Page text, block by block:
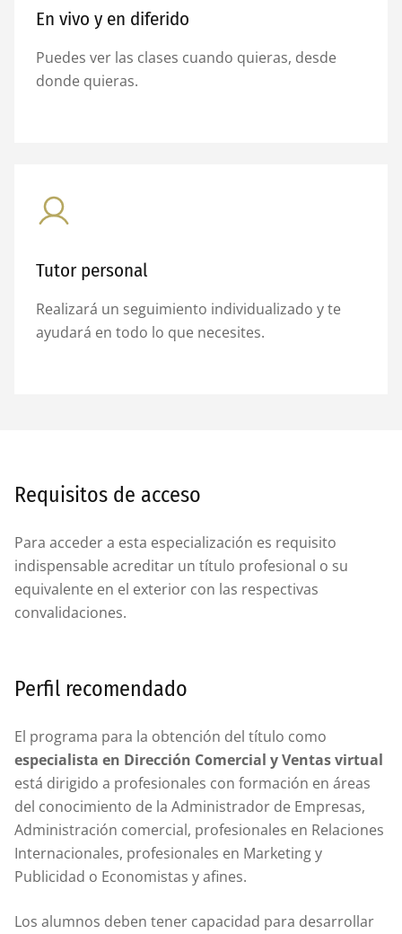
En vivo y en diferido
Puedes ver las clases cuando quieras, desde
donde quieras.
Tutor personal
Realizará un seguimiento individualizado y te
ayudará en todo lo que necesites.
Requisitos de acceso
Para acceder a esta especialización es requisito
indispensable acreditar un título profesional o su
equivalente en el exterior con las respectivas
convalidaciones.
Perfil recomendado
El programa para la obtención del título como
especialista en Dirección Comercial y Ventas virtual
está dirigido a profesionales con formación en áreas
del conocimiento de la Administrador de Empresas,
Administración comercial, profesionales en Relaciones
Internacionales, profesionales en Marketing y
Publicidad o Economistas y afines.
Los alumnos deben tener capacidad para desarrollar